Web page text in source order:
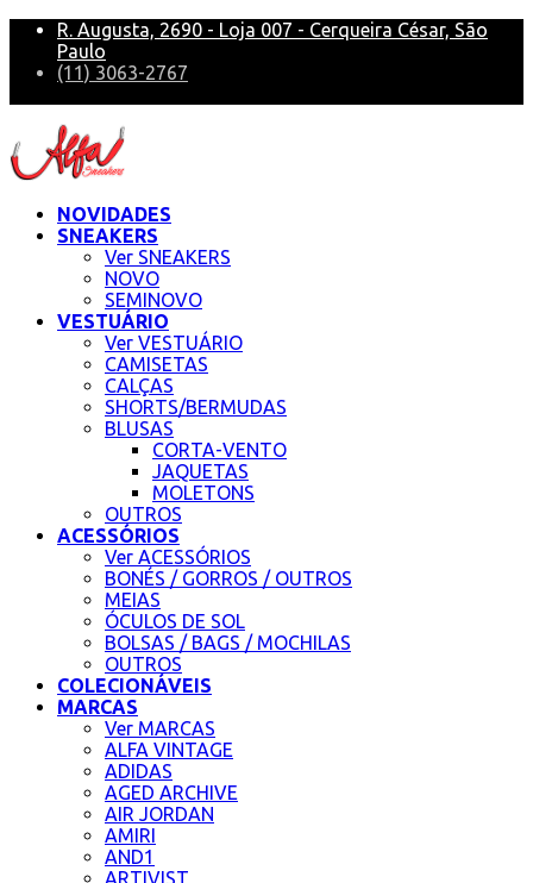
R. Augusta, 2690 - Loja 007 - Cerqueira César, São
Paulo
(11) 3063-2767
NOVIDADES
SNEAKERS
Ver SNEAKERS
NOVO
SEMINOVO
VESTUÁRIO
Ver VESTUÁRIO
CAMISETAS
CALÇAS
SHORTS/BERMUDAS
BLUSAS
CORTA-VENTO
JAQUETAS
MOLETONS
OUTROS
ACESSÓRIOS
Ver ACESSÓRIOS
BONÉS / GORROS / OUTROS
MEIAS
ÓCULOS DE SOL
BOLSAS / BAGS / MOCHILAS
OUTROS
COLECIONÁVEIS
MARCAS
Ver MARCAS
ALFA VINTAGE
ADIDAS
AGED ARCHIVE
AIR JORDAN
AMIRI
AND1
ARTIVIST